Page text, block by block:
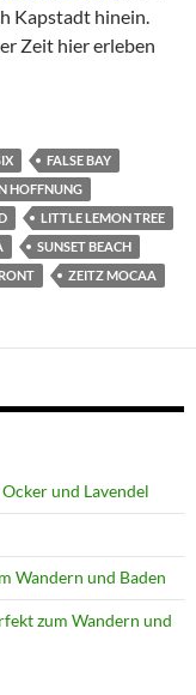
Kapstadt hinein.
Zeit hier erleben
FALSE BAY
HOFFNUNG
LITTLE LEMON TREE
SUNSET BEACH
ZEITZ MOCAA
und Lavendel
Wandern und Baden
zum Wandern und